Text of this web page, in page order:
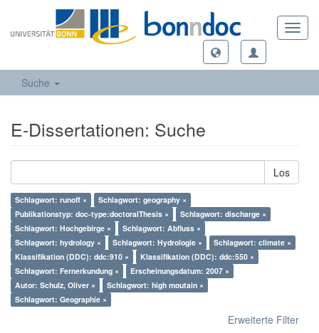
Suche
E-Dissertationen: Suche
Los
Schlagwort: runoff ×
Schlagwort: geography ×
Publikationstyp: doc-type:doctoralThesis ×
Schlagwort: discharge ×
Schlagwort: Hochgebirge ×
Schlagwort: Abfluss ×
Schlagwort: hydrology ×
Schlagwort: Hydrologie ×
Schlagwort: climate ×
Klassifikation (DDC): ddc:910 ×
Klassifikation (DDC): ddc:550 ×
Schlagwort: Fernerkundung ×
Erscheinungsdatum: 2007 ×
Autor: Schulz, Oliver ×
Schlagwort: high moutain ×
Schlagwort: Geographie ×
Erweiterte Filter